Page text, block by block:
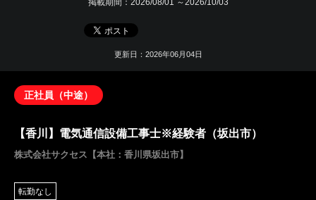
掲載期間： 2026/08/01 ～2026/10/03
更新日：2026年06月04日
正社員（中途）
【香川】電気通信設備工事士※経験者（坂出市）
株式会社サクセス【本社：香川県坂出市】
転勤なし